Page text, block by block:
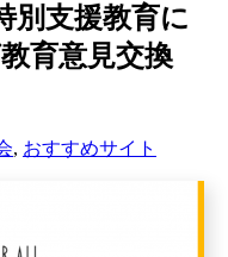
別支援教育に
育意見交換
, おすすめサイト